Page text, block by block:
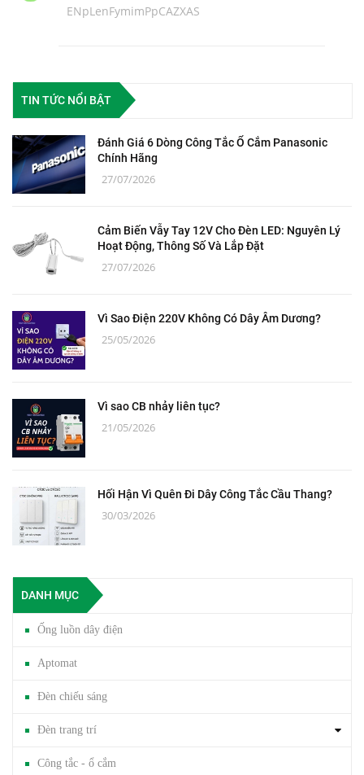
ENpLenFymimPpCAZXAS
TIN TỨC NỔI BẬT
Đánh Giá 6 Dòng Công Tắc Ổ Cắm Panasonic
Chính Hãng
27/07/2026
Cảm Biến Vẫy Tay 12V Cho Đèn LED: Nguyên Lý
Hoạt Động, Thông Số Và Lắp Đặt
27/07/2026
Vì Sao Điện 220V Không Có Dây Âm Dương?
25/05/2026
Vì sao CB nhảy liên tục?
21/05/2026
Hối Hận Vì Quên Đi Dây Công Tắc Cầu Thang?
30/03/2026
DANH MỤC
Ống luồn dây điện
Aptomat
Đèn chiếu sáng
Đèn trang trí
Công tắc - ổ cắm